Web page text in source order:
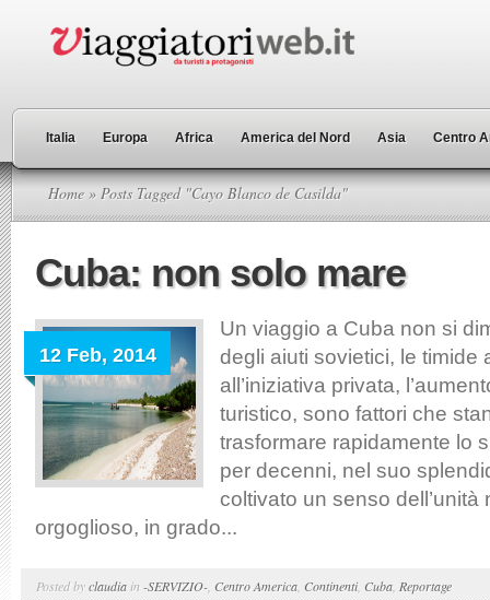
Italia Europa Africa America del Nord Asia Centro
Home » Posts Tagged "Cayo Blanco de Casilda"
Cuba: non solo mare
12 Feb, 2014
Un viaggio a Cuba non si
degli aiuti sovietici, le timide
all’iniziativa privata,
turistico, sono fattori che
trasformare rapidamente lo
per decenni, nel suo
coltivato un senso dell’unità
orgoglioso, in grado...
Posted byclaudia in -SERVIZIO- Centro America Continenti, Cuba Reportage